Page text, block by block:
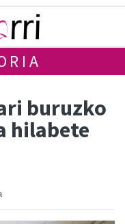
buruzko
hilabete